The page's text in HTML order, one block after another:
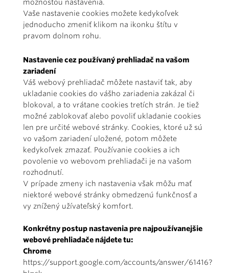
možnosťou nastavenia.
Vaše nastavenie cookies možete kedykoľvek
jednoducho zmeniť klikom na ikonku štítu v
pravom dolnom rohu.
Nastavenie cez používaný prehliadač na vašom
zariadení
Váš webový prehliadač môžete nastaviť tak, aby
ukladanie cookies do vášho zariadenia zakázal či
blokoval, a to vrátane cookies tretích strán. Je tiež
možné zablokovať alebo povoliť ukladanie cookies
len pre určité webové stránky. Cookies, ktoré už sú
vo vašom zariadení uložené, potom môžete
kedykoľvek zmazať. Používanie cookies a ich
povolenie vo webovom prehliadači je na vašom
rozhodnutí.
V prípade zmeny ich nastavenia však môžu mať
niektoré webové stránky obmedzenú funkčnosť a
vy znížený užívateľský komfort.
Konkrétny postup nastavenia pre najpoužívanejšie
webové prehliadače nájdete tu:
Chrome
https://support.google.com/accounts/answer/61416?